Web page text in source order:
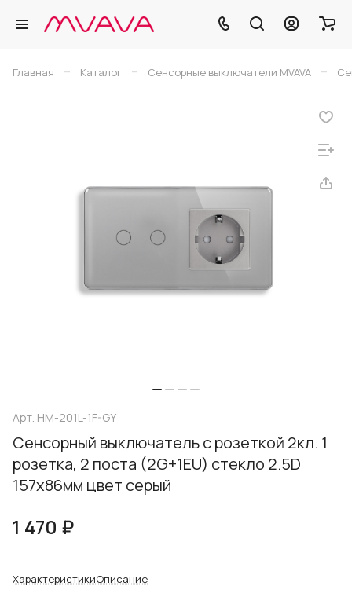
Главная – Каталог – Сенсорные выключатели MVAVA –
Арт. HM-201L-1F-GY
Сенсорный выключатель с розеткой 2кл. 1
розетка, 2 поста (2G+1EU) стекло 2.5D
157х86мм цвет серый
1 470 ₽
ХарактеристикиОписание